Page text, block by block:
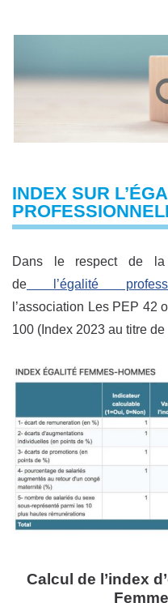
INDEX SUR
Dans le respect de la
de l’égalité
l’association Les PEP 42
100 (Index 2023 au titre de
Calcul de l’index